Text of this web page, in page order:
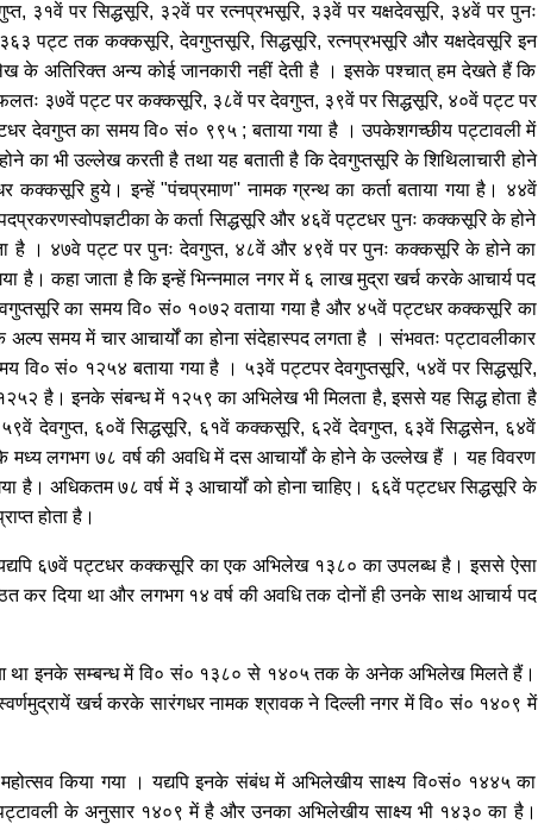
३१वें पर सिद्धसूरि, ३२वें पर रत्नप्रभसूरि, ३३वें पर यक्षदेवसूरि, ३४वें पर पुनः
पट्ट तक कक्कसूरि, देवगुप्तसूरि, सिद्धसूरि, रत्नप्रभसूरि और यक्षदेवसूरि इन
के अतिरिक्त अन्य कोई जानकारी नहीं देती है । इसके पश्चात् हम देखते हैं कि
३७वें पट्ट पर कक्कसूरि, ३८वें पर देवगुप्त, ३९वें पर सिद्धसूरि, ४०वें पट्ट पर
देवगुप्त का समय वि० सं० ९९५ ; बताया गया है । उपकेशगच्छीय पट्टावली में
का भी उल्लेख करती है तथा यह बताती है कि देवगुप्तसूरि के शिथिलाचारी होने
कक्कसूरि हुये। इन्हें "पंचप्रमाण'' नामक ग्रन्थ का कर्ता बताया गया है। ४४वें
के कर्ता सिद्धसूरि और ४६वें पट्टधर पुनः कक्कसूरि के होने
। ४७वे पट्ट पर पुनः देवगुप्त, ४८वें और ४९वें पर पुनः कक्कसूरि के होने का
कहा जाता है कि इन्हें भिन्नमाल नगर में ६ लाख मुद्रा खर्च करके आचार्य पद
का समय वि० सं० १०७२ वताया गया है और ४५वें पट्टधर कक्कसूरि का
समय में चार आचार्यों का होना संदेहास्पद लगता है । संभवतः पट्टावलीकार
वि० सं० १२५४ बताया गया है । ५३वें पट्टपर देवगुप्तसूरि, ५४वें पर सिद्धसूरि,
है। इनके संबन्ध में १२५९ का अभिलेख भी मिलता है, इससे यह सिद्ध होता है
देवगुप्त, ६०वें सिद्धसूरि, ६१वें कक्कसूरि, ६२वें देवगुप्त, ६३वें सिद्धसेन, ६४वें
लगभग ७८ वर्ष की अवधि में दस आचार्यों के होने के उल्लेख हैं । यह विवरण
है। अधिकतम ७८ वर्ष में ३ आचार्यों को होना चाहिए। ६६वें पट्टधर सिद्धसूरि के
होता है।
६७वें पट्टधर कक्कसूरि का एक अभिलेख १३८० का उपलब्ध है। इससे ऐसा
कर दिया था और लगभग १४ वर्ष की अवधि तक दोनों ही उनके साथ आचार्य पद
था इनके सम्बन्ध में वि० सं० १३८० से १४०५ तक के अनेक अभिलेख मिलते हैं।
खर्च करके सारंगधर नामक श्रावक ने दिल्ली नगर में वि० सं० १४०९ में
किया गया । यद्यपि इनके संबंध में अभिलेखीय साक्ष्य वि०सं० १४४५ का
के अनुसार १४०९ में है और उनका अभिलेखीय साक्ष्य भी १४३० का है।